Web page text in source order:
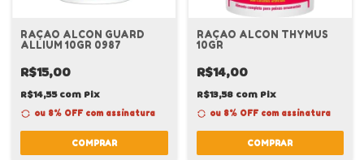
RAÇAO ALCON GUARD
ALLIUM 10GR 0987
R$15,00
R$14,55com Pix
ou 8% OFF com assinatura
COMPRAR
RAÇAO ALCON THYMUS
10GR
R$14,00
R$13,58 com Pix
ou 8% OFF com assinatura
COMPRAR